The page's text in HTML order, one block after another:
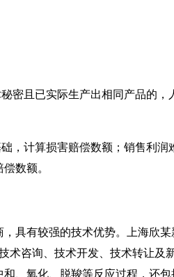
且已实际生产出相同产品的，
计算损害赔偿数额；销售利润
数额。
具有较强的技术优势。上海欣某
术咨询、技术开发、技术转让及
、氧化、脱羧等反应过程，还